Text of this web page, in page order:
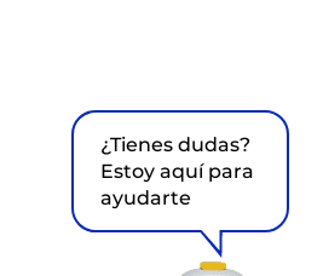
¿Tienes dudas?
Estoy aquí para
ayudarte